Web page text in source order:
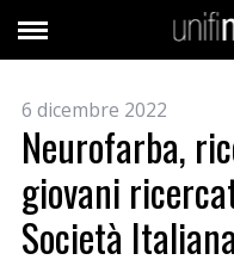
6 dicembre 2022
Neurofarba,
giovani
Società